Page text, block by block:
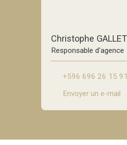
Responsable d'agence
+596 696 26 15 91
Envoyer un e-mail